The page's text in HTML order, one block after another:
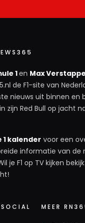
1en Max
de F1-site van
nieuws uit binnen en
zijn Red Bull op jacht
1 kalender voor een
informatie van de
je F1 op TV kijken
MEER